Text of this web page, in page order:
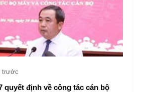
trước
quyết định về công tác cán bộ